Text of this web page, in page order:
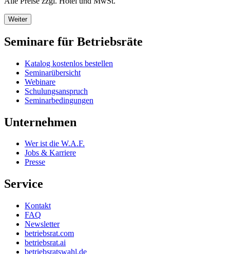
Weiter
Seminare für Betriebsräte
Katalog kostenlos bestellen
Seminarübersicht
Webinare
Schulungsanspruch
Seminarbedingungen
Unternehmen
Wer ist die W.A.F.
Jobs & Karriere
Presse
Service
Kontakt
FAQ
Newsletter
betriebsrat.com
betriebsrat.ai
betriebsratswahl.de